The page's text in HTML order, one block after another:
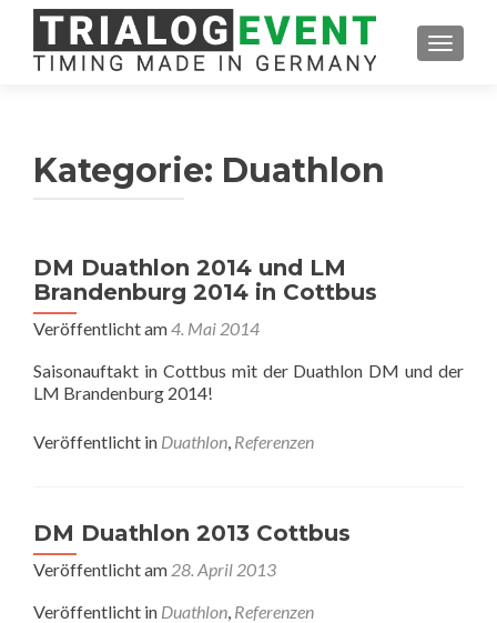
Kategorie: Duathlon
DM Duathlon 2014 und LM
Brandenburg 2014 in Cottbus
Veröffentlicht am4. Mai 2014
Saisonauftakt in Cottbus mit der Duathlon DM und der
LM Brandenburg 2014!
Veröffentlicht in Duathlon, Referenzen
DM Duathlon 2013 Cottbus
Veröffentlicht am 28. April 2013
Veröffentlicht in Duathlon, Referenzen